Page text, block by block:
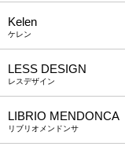
Kelen
ケレン
LESS DESIGN
レスデザイン
LIBRIO MENDONCA
リブリオメンドンサ